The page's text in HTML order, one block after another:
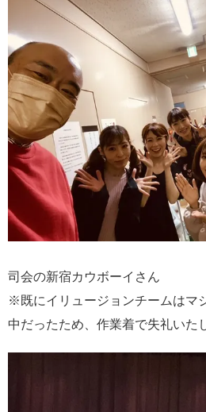
司会の新宿カウボーイさん
※既にイリュージョンチームはマ
中だったため、作業着で失礼いた